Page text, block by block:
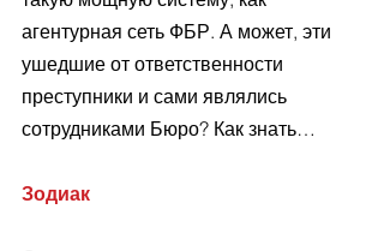
агентурная сеть ФБР. А может, эти
ушедшие от ответственности
преступники и сами являлись
сотрудниками Бюро? Как знать…
Зодиак